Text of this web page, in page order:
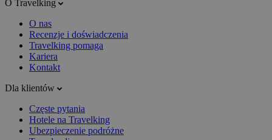
O Travelking
O nas
Recenzje i doświadczenia
Travelking pomaga
Kariera
Kontakt
Dla klientów
Częste pytania
Hotele na Travelking
Ubezpieczenie podróżne